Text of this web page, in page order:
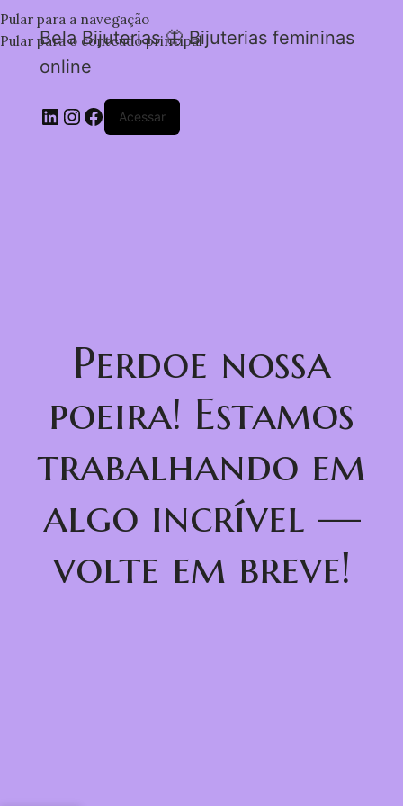
Pular para a navegação
Pular para o conteúdo principal
Bela Bijuterias 🦋 Bijuterias femininas
online
Acessar
Perdoe nossa
poeira! Estamos
trabalhando em
algo incrível —
volte em breve!